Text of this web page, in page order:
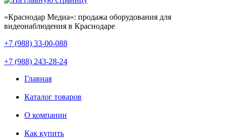
«Краснодар Медиа»: продажа оборудования для
видеонаблюдения в Краснодаре
+7 (988) 33-00-088
+7 (988) 243-28-24
Главная
Каталог товаров
О компании
Как купить